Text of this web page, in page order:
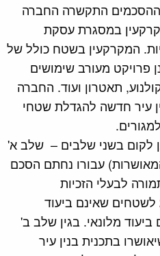
התקשרה החברה
במסגרת עסקת
המקרקעין בשטח כולל של
פרויקט מעורב שימושים
תאטרון ועוד. החברה
עיר חדשה להגדלת שטחי
לקום בשני שלבים – שלב א'
עבורו נחתם הסכם
לבעלי הזכיות
במקרקעין נקבע על 25% לשטחים שאינם ביעוד
לשטחים ביעוד מלונאי. בגין שלב ב'
בתכנית בנין עיר